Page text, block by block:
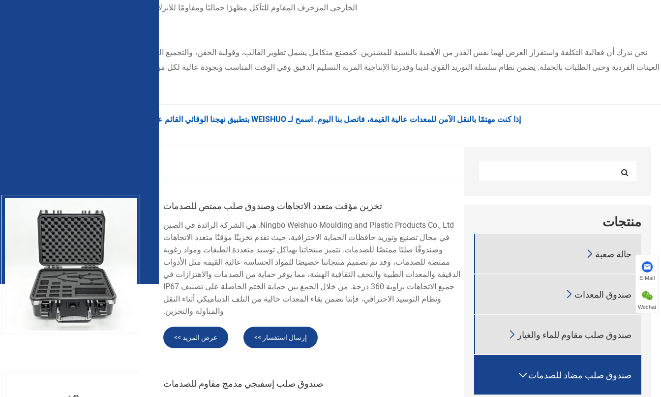
الخارجي المزخرف المقاوم للتآكل مظهرًا جماليًا ومقاومًا للانزلاق فحسب، بل يقاوم أيضًا الخدوش والتآكل اليومي.
العينات الفردية وحتى الطلبات بالجملة. يضمن نظام سلسلة التوريد القوي لدينا وقدرتنا الإنتاجية المرنة التسليم الدقيق وفي الوقت المناسب وبجودة عالية لكل من الطلبات المخصصة الصغيرة والمشتريات بالجملة
إذا كنت مهتمًا بالنقل الآمن للمعدات عالية القيمة، فاتصل بنا اليوم. اسمح لـ WEISHUO بتطبيق نهجنا الوقائي القائم على الهندسة لتقديم حلول موثوقة يمكنك الوثوق بها.
منتجات
حالة صعبة 
صندوق المعدات 
صندوق صلب مقاوم للماء والغبار 
صندوق صلب مضاد للصدمات
تخزين مؤقت متعدد الاتجاهات وصندوق صلب ممتص للصدمات
Ningbo Weishuo Moulding and Plastic Products Co., Ltd. هي الشركة الرائدة في الصين
في مجال تصنيع وتوريد حافظات الحماية الاحترافية، حيث تقدم تخزينًا مؤقتًا متعدد الاتجاهات
وصندوقًا صلبًا ممتصًا للصدمات. تتميز منتجاتنا بهياكل توسيد متعددة الطبقات ومواد رغوية
ممتصة للصدمات، وقد تم تصميم منتجاتنا خصيصًا للمواد الحساسة عالية القيمة مثل الأدوات
الدقيقة والمعدات الطبية والتحف الثقافية الهشة، مما يوفر حماية من الصدمات والاهتزازات في
جميع الاتجاهات بزاوية 360 درجة. من خلال الجمع بين حماية الختم الحاصلة على تصنيف IP67
ونظام التوسيد الاحترافي، فإننا نضمن بقاء المعدات خالية من التلف الديناميكي أثناء النقل
والمناولة والتخزين.
عرض المزيد >> إرسال استفسار >>
صندوق صلب إسفنجي مدمج مقاوم للصدمات
E-Mail
Wechat